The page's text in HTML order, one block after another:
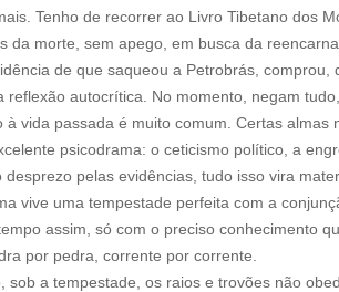
Tenho de recorrer ao Livro Tibetano dos
da morte, sem apego, em busca da
de que saqueou a Petrobrás,
reflexão autocrítica. No momento, negam
à vida passada é muito comum. Certas almas
psicodrama: o ceticismo político, a
desprezo pelas evidências, tudo isso vira
vive uma tempestade perfeita com a
assim, só com o preciso conhecimento
por pedra, corrente por corrente.
sob a tempestade, os raios e trovões não